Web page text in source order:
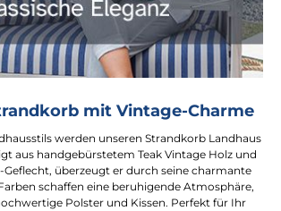
mit Vintage-Charme
werden unseren Strandkorb Landhaus
aus handgebürstetem Teak Vintage Holz und
Geflecht, überzeugt er durch seine charmante
schaffen eine beruhigende Atmosphäre,
Polster und Kissen. Perfekt für Ihr